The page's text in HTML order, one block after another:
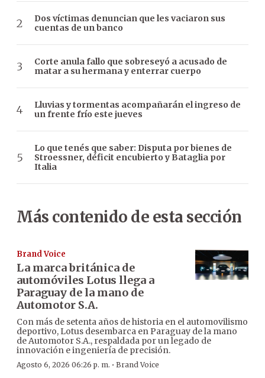
Dos víctimas denuncian que les vaciaron sus
cuentas de un banco
Corte anula fallo que sobreseyó a acusado de
matar a su hermana y enterrar cuerpo
Lluvias y tormentas acompañarán el ingreso de
un frente frío este jueves
Lo que tenés que saber: Disputa por bienes de
Stroessner, déficit encubierto y Bataglia por
Italia
Más contenido de esta sección
Brand Voice
La marca británica de
automóviles Lotus llega a
Paraguay de la mano de
Automotor S.A.
Con más de setenta años de historia en el automovilismo
deportivo, Lotus desembarca en Paraguay de la mano
de Automotor S.A., respaldada por un legado de
innovación e ingeniería de precisión.
Agosto 6, 2026 06:26 p. m. · Brand Voice